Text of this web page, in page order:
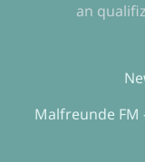
an
Malfreunde